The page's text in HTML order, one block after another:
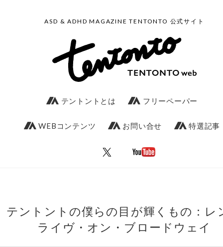
ASD & ADHD MAGAZINE TENTONTO 公式サイト
テントントとは フリーペーパー
WEBコンテンツ お問い合せ 特選記事
テントントの僕らの目が輝くもの：レ
ライヴ・オン・ブロードウェイ